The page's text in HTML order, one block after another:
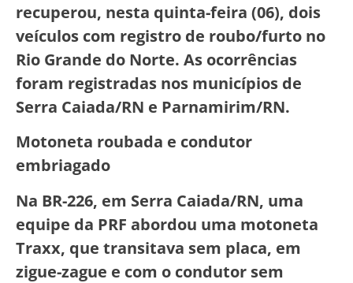
recuperou, nesta quinta-feira (06), dois
veículos com registro de roubo/furto no
Rio Grande do Norte. As ocorrências
foram registradas nos municípios de
Serra Caiada/RN e Parnamirim/RN.
Motoneta roubada e condutor
embriagado
Na BR-226, em Serra Caiada/RN, uma
equipe da PRF abordou uma motoneta
Traxx, que transitava sem placa, em
zigue-zague e com o condutor sem